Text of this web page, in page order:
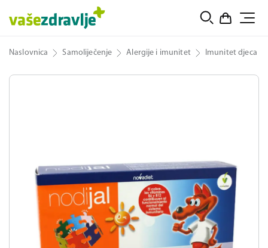
Naslovnica Samoliječenje Alergije i imunitet Imunitet djeca